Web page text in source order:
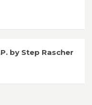
by Step Rascher